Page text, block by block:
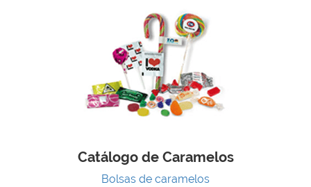
Catálogo de Caramelos
Bolsas de caramelos